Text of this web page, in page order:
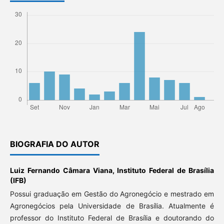
BIOGRAFIA DO AUTOR
Luiz Fernando Câmara Viana,Instituto Federal de Brasília
(IFB)
Possui graduação em Gestão do Agronegócio e mestrado em
Agronegócios pela Universidade de Brasília. Atualmente é
professor do Instituto Federal de Brasília e doutorando do